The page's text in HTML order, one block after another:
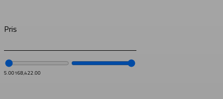
Pris
5.00168,422.00